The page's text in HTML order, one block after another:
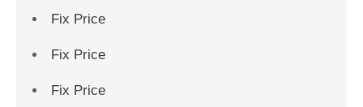
Fix Price
Fix Price
Fix Price